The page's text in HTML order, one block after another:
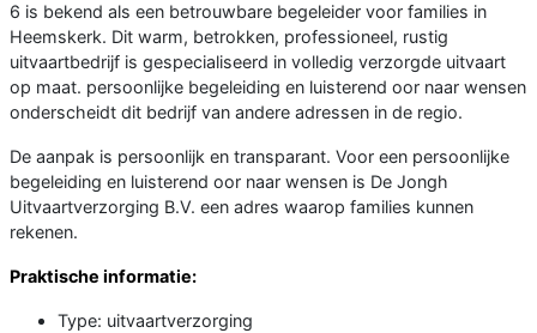
6 is bekend als een betrouwbare begeleider voor families in
Heemskerk. Dit warm, betrokken, professioneel, rustig
uitvaartbedrijf is gespecialiseerd in volledig verzorgde uitvaart
op maat. persoonlijke begeleiding en luisterend oor naar wensen
onderscheidt dit bedrijf van andere adressen in de regio.
De aanpak is persoonlijk en transparant. Voor een persoonlijke
begeleiding en luisterend oor naar wensen is De Jongh
Uitvaartverzorging B.V. een adres waarop families kunnen
rekenen.
Praktische informatie:
Type: uitvaartverzorging